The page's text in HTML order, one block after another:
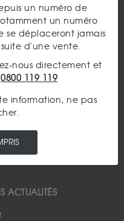
nous
dans les médias
sommes-nous ?
du site
ACTUALITÉS
un numéro de
un numéro
se déplaceront jamais
d'une vente.
nous directement et
0800 119 119
information, ne pas